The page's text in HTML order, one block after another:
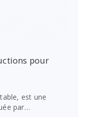
pour
est une
par…